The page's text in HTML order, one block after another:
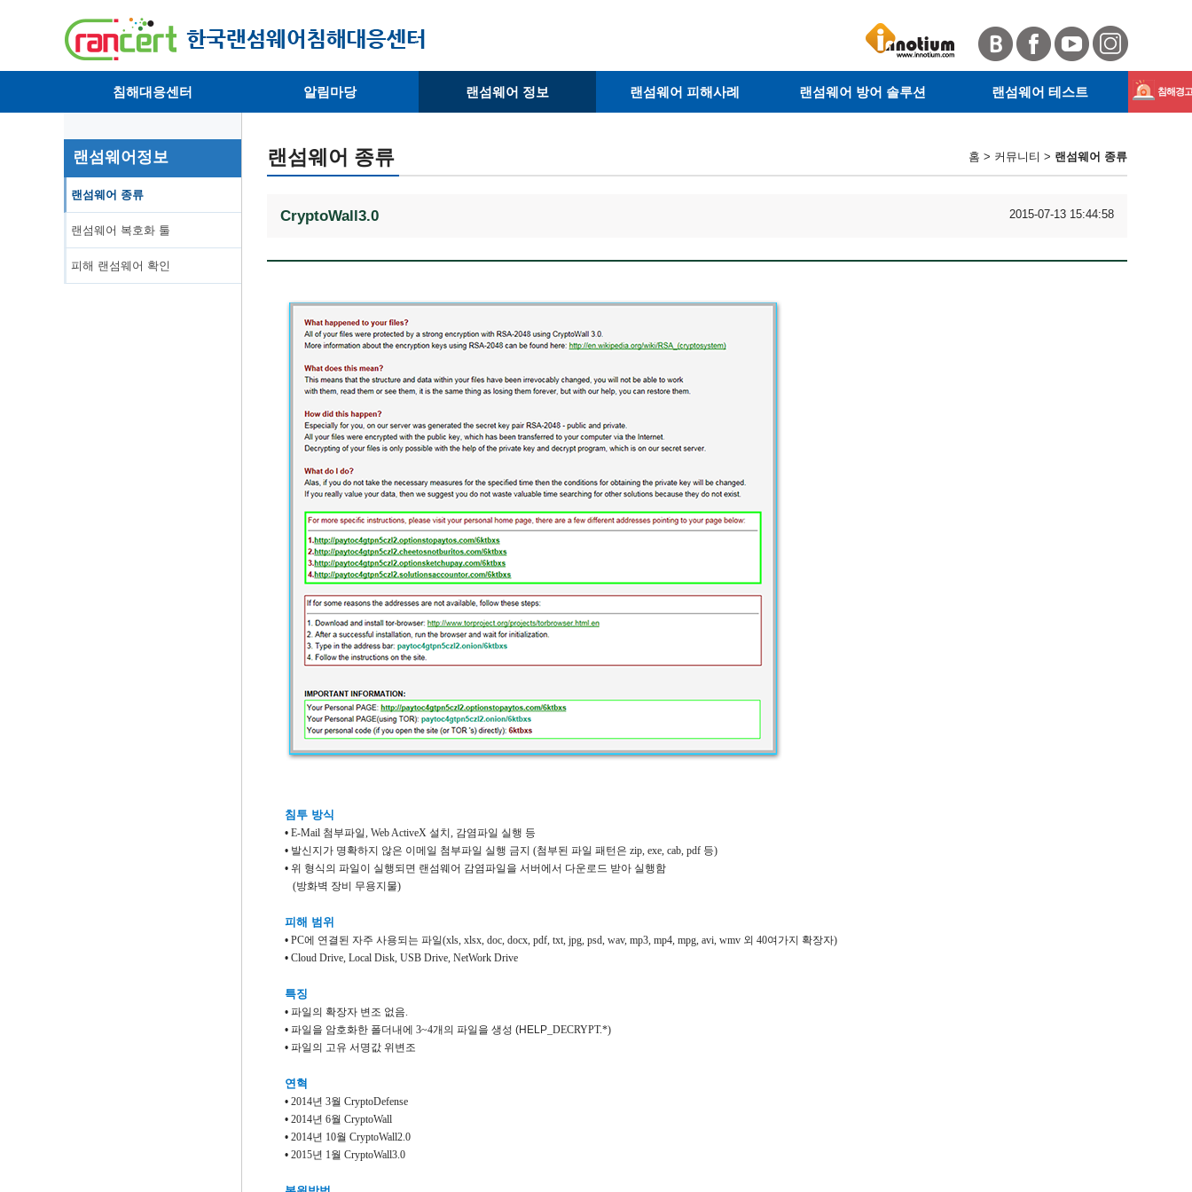
침해경
침해대응센터
· 침해피해신고
· 개인정보취급방침
알림마당
· 뉴스레터
랜섬웨어 정보 랜섬웨어 피해사례 랜섬웨어 방어 솔루션 랜섬웨어 테스트
· RanSim 설치 안내
랜섬웨어정보
랜섬웨어 종류
랜섬웨어 복호화 툴
피해 랜섬웨어 확인
홈 > 커뮤니티 > 랜섬웨어 종류
랜섬웨어 종류
CryptoWall3.0 2015-07-13 15:44:58
침투 방식
• E-Mail 첨부파일, Web ActiveX 설치 , 감염파일 실행 등
• 발신지가 명확하지 않은 이메일 첨부파일 실행 금지 (첨부된 파일 패턴은 zip, exe, cab, pdf 등)
• 위 형식의 파일이 실행되면 랜섬웨어 감염파일을 서버에서 다운로드 받아 실행함
(방화벽 장비 무용지물)
피해 범위
• PC에 연결된 자주 사용되는 파일(xls, xlsx, doc, docx, pdf, txt, jpg, psd, wav, mp3, mp4, mpg, avi, wmv 외 40여가지 확장자)
• Cloud Drive, Local Disk, USB Drive, NetWork Drive
특징
• 파일의 확장자 변조 없음.
• 파일을 암호화한 폴더내에 3~4개의 파일을 생성 (HELP _DECRYPT.*)
• 파일의 고유 서명값 위변조
연혁
• 2014년 3월 CryptoDefense
• 2014년 6월 CryptoWall
• 2014년 10월 CryptoWall2.0
• 2015년 1월 CryptoWall3.0